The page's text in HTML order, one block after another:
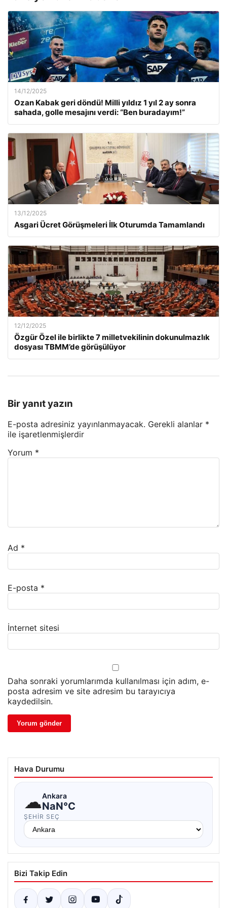
14/12/2025
Ozan Kabak geri döndü! Milli yıldız 1 yıl 2 ay sonra
sahada, golle mesajını verdi: “Ben buradayım!”
13/12/2025
Asgari Ücret Görüşmeleri İlk Oturumda Tamamlandı
12/12/2025
Özgür Özel ile birlikte 7 milletvekilinin dokunulmazlık
dosyası TBMM’de görüşülüyor
Bir yanıt yazın
E-posta adresiniz yayınlanmayacak. Gerekli alanlar *
ile işaretlenmişlerdir
Yorum *
Ad *
E-posta *
İnternet sitesi
Daha sonraki yorumlarımda kullanılması için adım, e-
posta adresim ve site adresim bu tarayıcıya
kaydedilsin.
Hava Durumu
☁Ankara
NaN°C
ŞEHIR SEÇ
Bizi Takip Edin